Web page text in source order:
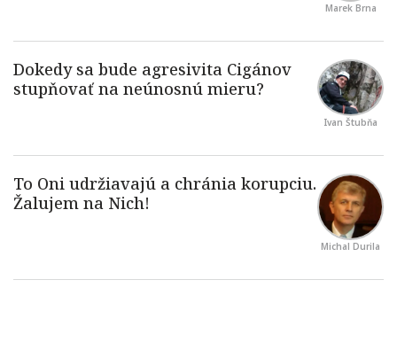
Marek Brna
Ivan Štubňa
Michal Durila